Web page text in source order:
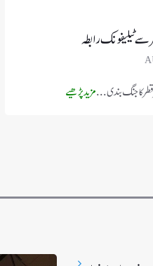
ٹیلیفونک رابطہ
کا جنگ بندی ...مزید پڑھیے